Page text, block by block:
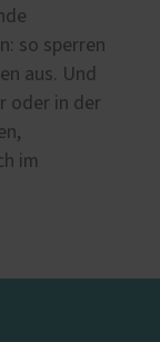
so sperren
aus. Und
oder in der
im